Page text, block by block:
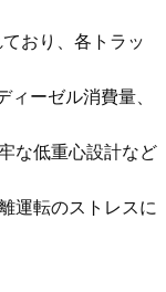
おり、各トラッ
ーゼル消費量、
な低重心設計など
運転のストレスに